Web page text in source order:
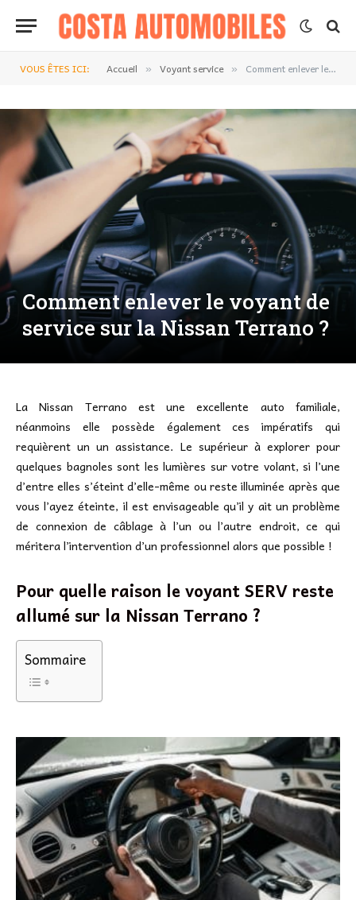
VOUS ÊTES ICI: Accueil » Voyant service » Comment enlever le voyant de service sur la Nissan Terrano ?
Comment enlever le voyant de
service sur la Nissan Terrano ?
La Nissan Terrano est une excellente auto familiale,
néanmoins elle possède également ces impératifs qui
requièrent un un assistance. Le supérieur à explorer pour
quelques bagnoles sont les lumières sur votre volant, si l’une
d’entre elles s’éteint d’elle-même ou reste illuminée après que
vous l’ayez éteinte, il est envisageable qu’il y ait un problème
de connexion de câblage à l’un ou l’autre endroit, ce qui
méritera l’intervention d’un professionnel alors que possible !
Pour quelle raison le voyant SERV reste
allumé sur la Nissan Terrano ?
Sommaire